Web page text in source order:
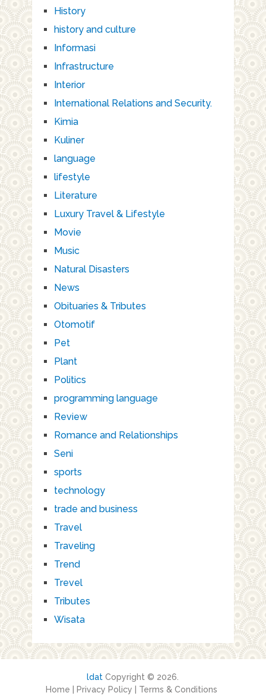
History
history and culture
Informasi
Infrastructure
Interior
International Relations and Security.
Kimia
Kuliner
language
lifestyle
Literature
Luxury Travel & Lifestyle
Movie
Music
Natural Disasters
News
Obituaries & Tributes
Otomotif
Pet
Plant
Politics
programming language
Review
Romance and Relationships
Seni
sports
technology
trade and business
Travel
Traveling
Trend
Trevel
Tributes
Wisata
ldat Copyright © 2026.
Home
Privacy Policy Terms & Conditions